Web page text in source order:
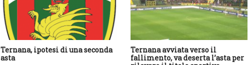
Ternana, ipotesi di una seconda
asta
Ternana avviata verso il
fallimento, va deserta l’asta per